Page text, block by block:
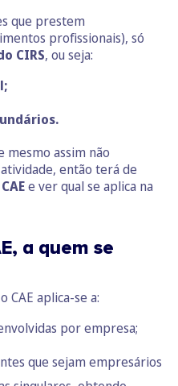
que prestem
profissionais), só
CIRS, ou seja:
mesmo assim não
então terá de
e ver qual se aplica na
a quem se
aplica-se a:
por empresa;
que sejam empresários